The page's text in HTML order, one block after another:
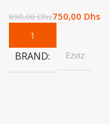
890,00Dhs750,00 Dhs
Add To Cart
BRAND Ezviz